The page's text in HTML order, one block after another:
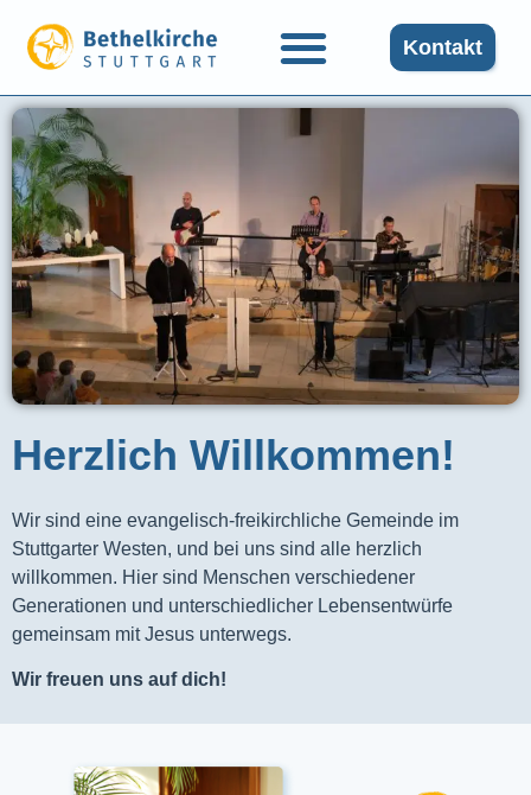
Kontakt
Herzlich Willkommen!
Wir sind eine evangelisch-freikirchliche Gemeinde im
Stuttgarter Westen, und bei uns sind alle herzlich
willkommen. Hier sind Menschen verschiedener
Generationen und unterschiedlicher Lebensentwürfe
gemeinsam mit Jesus unterwegs.
Wir freuen uns auf dich!